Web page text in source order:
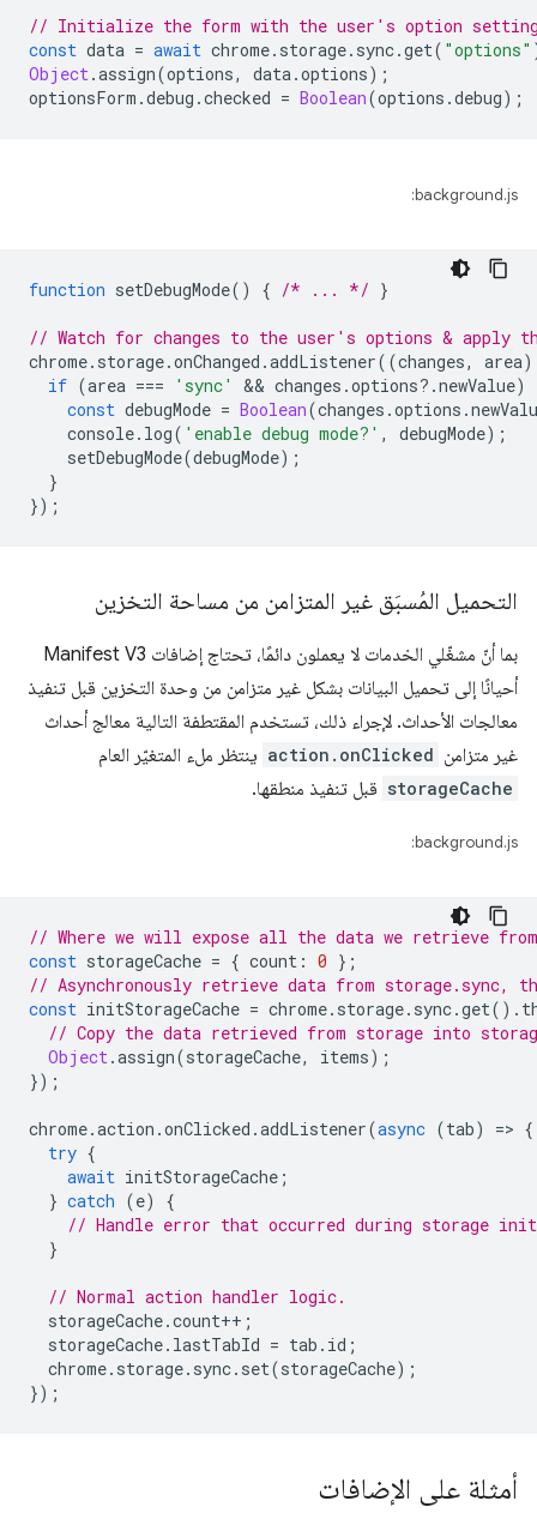
// Initialize the form with the user's option
const data = await chrome. storage. sync.get( "options"
Object.assign(options, data.options);
optionsForm .debug .checked = Boolean(options .debug);
background.js:
function setDebugMode() { /* ... */ }
// Watch for changes to the user's options & apply
chrome. storage.onChanged .addListener((changes, area)
if (area === 'sync' && changes .options? .newValue)
const debugMode = Boolean(changes .options .
console. log( 'enable debug mode?' , debugMode);
setDebugMode(debugMode);
}
});
التحميل المُسبَق غير المتزامن من مساحة التخزين
بما أنّ مشغّلي الخدمات لا يعملون دائمًا، تحتاج إضافات Manifest V3
أحيانًا إلى تحميل البيانات بشكل غير متزامن من وحدة التخزين قبل تنفيذ
معالجات الأحداث. لإجراء ذلك، تستخدم المقتطفة التالية معالج أحداث
غير متزامن action.onClicked ينتظر ملء المتغيّر العام
storageCache قبل تنفيذ منطقها.
background.js:
// Where we will expose all the data we retrieve
const storageCache = { count : 0 };
// Asynchronously retrieve data from storage.sync,
const initStorageCache = chrome. storage. sync.get().
// Copy the data retrieved from storage into
Object.assign(storageCache, items);
});
chrome.action .onClicked .addListener(async (tab) => {
try {
await initStorageCache ;
} catch (e)
{
// Handle error that occurred during storage
}
// Normal action handler logic.
storageCache.count++ ;
storageCache. lastTabId = tab . id ;
chrome. storage. sync. set(storageCache);
});
أمثلة على الإضافات